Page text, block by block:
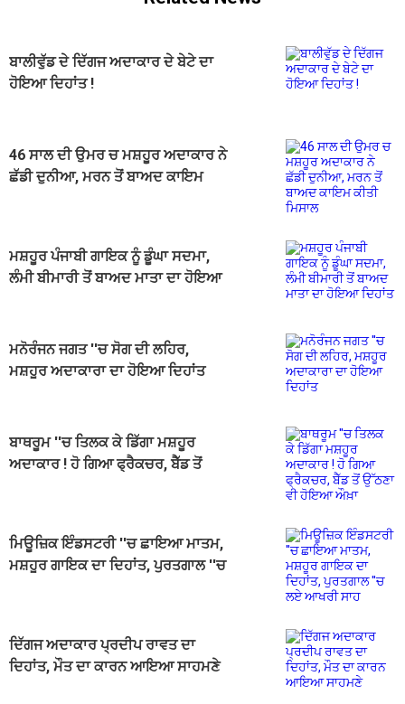
ਬਾਲੀਵੁੱਡ ਦੇ ਦਿੱਗਜ ਅਦਾਕਾਰ ਦੇ ਬੇਟੇ ਦਾ
ਹੋਇਆ ਦਿਹਾਂਤ !
46 ਸਾਲ ਦੀ ਉਮਰ ਚ ਮਸ਼ਹੂਰ ਅਦਾਕਾਰ ਨੇ
ਛੱਡੀ ਦੁਨੀਆ, ਮਰਨ ਤੋਂ ਬਾਅਦ ਕਾਇਮ
ਮਸ਼ਹੂਰ ਪੰਜਾਬੀ ਗਾਇਕ ਨੂੰ ਡੂੰਘਾ ਸਦਮਾ,
ਲੰਮੀ ਬੀਮਾਰੀ ਤੋਂ ਬਾਅਦ ਮਾਤਾ ਦਾ ਹੋਇਆ
ਮਨੋਰੰਜਨ ਜਗਤ ''ਚ ਸੋਗ ਦੀ ਲਹਿਰ,
ਮਸ਼ਹੂਰ ਅਦਾਕਾਰਾ ਦਾ ਹੋਇਆ ਦਿਹਾਂਤ
ਬਾਥਰੂਮ ''ਚ ਤਿਲਕ ਕੇ ਡਿੱਗਾ ਮਸ਼ਹੂਰ
ਅਦਾਕਾਰ ! ਹੋ ਗਿਆ ਫ੍ਰੈਕਚਰ, ਬੈੱਡ ਤੋਂ
ਮਿਊਜ਼ਿਕ ਇੰਡਸਟਰੀ ''ਚ ਛਾਇਆ ਮਾਤਮ,
ਮਸ਼ਹੂਰ ਗਾਇਕ ਦਾ ਦਿਹਾਂਤ, ਪੁਰਤਗਾਲ ''ਚ
ਦਿੱਗਜ ਅਦਾਕਾਰ ਪ੍ਰਦੀਪ ਰਾਵਤ ਦਾ
ਦਿਹਾਂਤ, ਮੌਤ ਦਾ ਕਾਰਨ ਆਇਆ ਸਾਹਮਣੇ